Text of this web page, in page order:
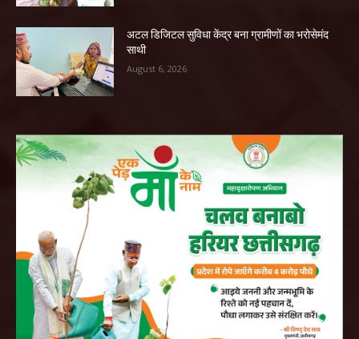
अटल डिजिटल सुविधा केंद्र बना ग्रामीणों का भरोसेमंद
साथी
August 6, 2026